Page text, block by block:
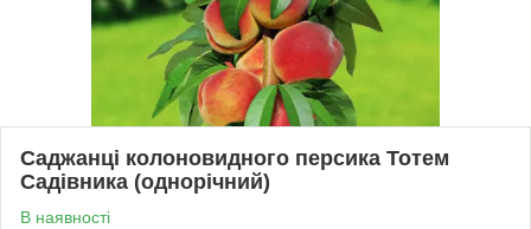
Саджанці колоновидного персика Тотем
Садівника (однорічний)
В наявності